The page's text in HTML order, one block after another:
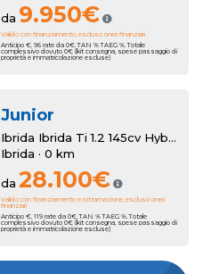
da 9.950€
Valido con finanziamento, escluso oneri finanziari
Anticipo €. 96 rate da 0€. TAN % TAEG %. Totale
complessivo dovuto 0€ (kit consegna, spese passaggio di
proprietà e immatricolazione escluse)
Junior
Ibrida Ibrida Ti 1.2 145cv Hybrid Edct6
Ibrida · 0 km
da 28.100€
Valido con finanziamento e rottamazione, escluso oneri
finanziari
Anticipo €. 119 rate da 0€. TAN % TAEG %. Totale
complessivo dovuto 0€ (kit consegna, spese passaggio di
proprietà e immatricolazione escluse)